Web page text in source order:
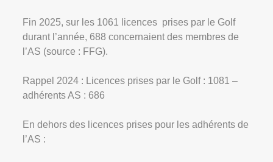
Fin 2025, sur les 1061 licences prises par le Golf
durant l’année, 688 concernaient des membres de
l’AS (source : FFG).
Rappel 2024 : Licences prises par le Golf : 1081 –
adhérents AS : 686
En dehors des licences prises pour les adhérents de
l’AS :